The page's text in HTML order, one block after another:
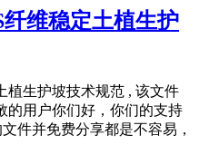
纤维稳定土植生护
植生护坡技术规范 , 该文件
的用户你们好，你们的支持
件并免费分享都是不容易，